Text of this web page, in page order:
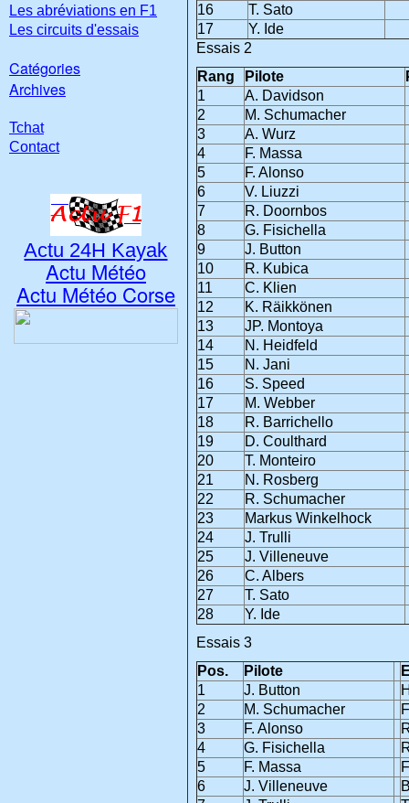
16
T. Sato
17
Y. Ide
Essais 2
Rang
Pilote
1
A. Davidson
2
M. Schumacher
3
A. Wurz
4
F. Massa
5
F. Alonso
6
V. Liuzzi
7
R. Doornbos
8
G. Fisichella
9
J. Button
10
R. Kubica
11
C. Klien
12
K. Räikkönen
13
JP. Montoya
14
N. Heidfeld
15
N. Jani
16
S. Speed
17
M. Webber
18
R. Barrichello
19
D. Coulthard
20
T. Monteiro
21
N. Rosberg
22
R. Schumacher
23
Markus Winkelhock
24
J. Trulli
25
J. Villeneuve
26
C. Albers
27
T. Sato
28
Y. Ide
Essais 3
Pos.
Pilote
1
J. Button
2
M. Schumacher
3
F. Alonso
4
G. Fisichella
5
F. Massa
6
J. Villeneuve
Les abréviations en F1
Les circuits d'essais
Catégories
Archives
Tchat
Contact
Actu 24H Kayak
Actu Météo
Actu Météo Corse